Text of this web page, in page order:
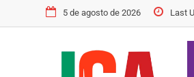
5 de agosto de 2026 Last